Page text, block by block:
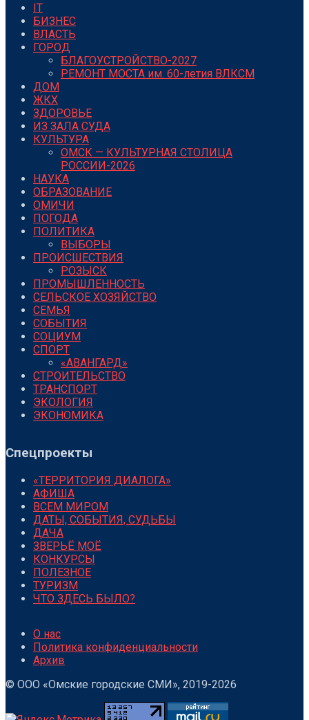
IT
БИЗНЕС
ВЛАСТЬ
ГОРОД
БЛАГОУСТРОЙСТВО-2027
РЕМОНТ МОСТА им. 60-летия ВЛКСМ
ДОМ
ЖКХ
ЗДОРОВЬЕ
ИЗ ЗАЛА СУДА
КУЛЬТУРА
ОМСК — КУЛЬТУРНАЯ СТОЛИЦА
РОССИИ-2026
НАУКА
ОБРАЗОВАНИЕ
ОМИЧИ
ПОГОДА
ПОЛИТИКА
ВЫБОРЫ
ПРОИСШЕСТВИЯ
РОЗЫСК
ПРОМЫШЛЕННОСТЬ
СЕЛЬСКОЕ ХОЗЯЙСТВО
СЕМЬЯ
СОБЫТИЯ
СОЦИУМ
СПОРТ
«АВАНГАРД»
СТРОИТЕЛЬСТВО
ТРАНСПОРТ
ЭКОЛОГИЯ
ЭКОНОМИКА
Спецпроекты
«ТЕРРИТОРИЯ ДИАЛОГА»
АФИША
ВСЕМ МИРОМ
ДАТЫ, СОБЫТИЯ, СУДЬБЫ
ДАЧА
ЗВЕРЬЁ МОЁ
КОНКУРСЫ
ПОЛЕЗНОЕ
ТУРИЗМ
ЧТО ЗДЕСЬ БЫЛО?
О нас
Политика конфиденциальности
Архив
© ООО «Омские городские СМИ», 2019-2026